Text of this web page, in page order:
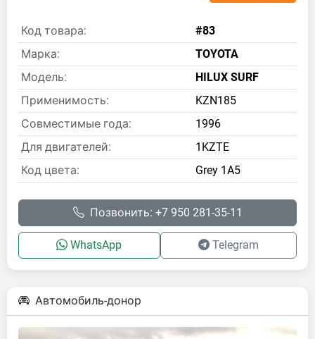
Код товара:
#83
Марка:
TOYOTA
Модель:
HILUX SURF
Применимость:
KZN185
Совместимые года:
1996
Для двигателей:
1KZTE
Код цвета:
Grey 1A5
Позвонить: +7 950 281-35-11
WhatsApp Telegram
Автомобиль-донор